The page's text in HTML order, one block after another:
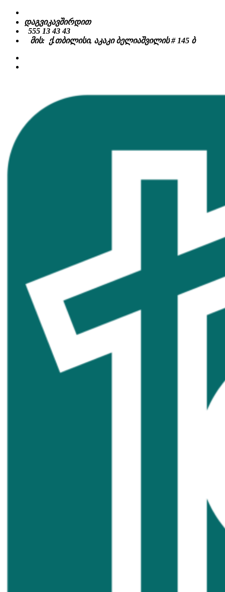
Skip
content
დაგვიკავშირდით
555 13 43 43
მის: ქ.თბილისი, აკაკი ბელიაშვილის # 145 ბ